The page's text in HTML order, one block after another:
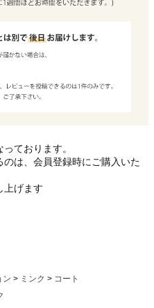
ております。
は、会員登録時にご購入いた
上げます
ン ミンク
コート